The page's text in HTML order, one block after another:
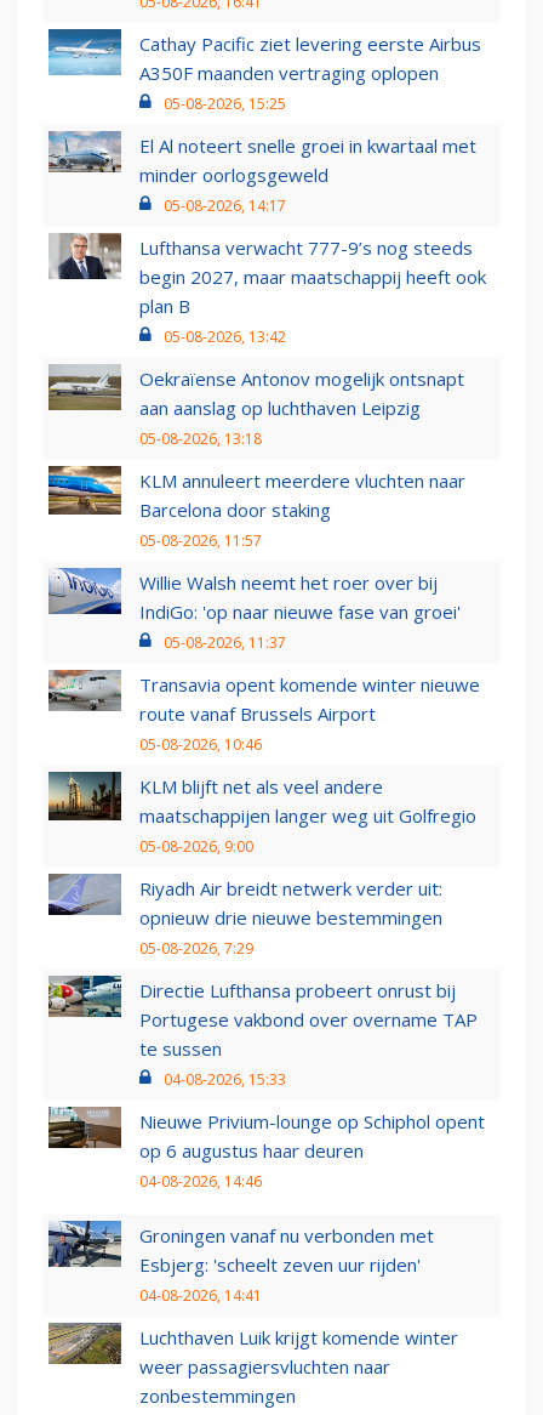
Cathay Pacific ziet levering eerste Airbus
A350F maanden vertraging oplopen
05-08-2026, 15:25
El Al noteert snelle groei in kwartaal met
minder oorlogsgeweld
05-08-2026, 14:17
Lufthansa verwacht 777-9’s nog steeds
begin 2027, maar maatschappij heeft ook
plan B
05-08-2026, 13:42
Oekraïense Antonov mogelijk ontsnapt
aan aanslag op luchthaven Leipzig
05-08-2026, 13:18
KLM annuleert meerdere vluchten naar
Barcelona door staking
05-08-2026, 11:57
Willie Walsh neemt het roer over bij
IndiGo: 'op naar nieuwe fase van groei'
05-08-2026, 11:37
Transavia opent komende winter nieuwe
route vanaf Brussels Airport
05-08-2026, 10:46
KLM blijft net als veel andere
maatschappijen langer weg uit Golfregio
05-08-2026, 9:00
Riyadh Air breidt netwerk verder uit:
opnieuw drie nieuwe bestemmingen
05-08-2026, 7:29
Directie Lufthansa probeert onrust bij
Portugese vakbond over overname TAP
te sussen
04-08-2026, 15:33
Nieuwe Privium-lounge op Schiphol opent
op 6 augustus haar deuren
04-08-2026, 14:46
Groningen vanaf nu verbonden met
Esbjerg: 'scheelt zeven uur rijden'
04-08-2026, 14:41
Luchthaven Luik krijgt komende winter
weer passagiersvluchten naar
zonbestemmingen